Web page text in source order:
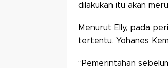
dilakukan itu akan
Menurut Elly, pada
tertentu, Yohanes
“Pemerintahan